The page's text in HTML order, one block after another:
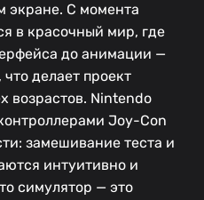
экране. С момента
в красочный мир, где
до анимации —
делает проект
возрастов. Nintendo
Joy-Con
замешивание теста и
интуитивно и
симулятор — это